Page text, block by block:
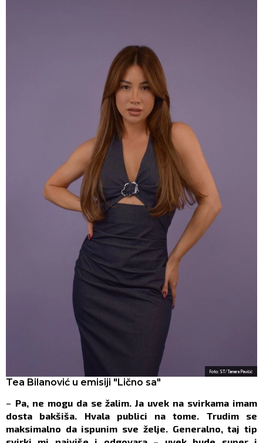
Foto: ST/Tamara Pavišić
Tea Bilanović u emisiji "Lično sa"
– Pa, ne mogu da se žalim. Ja uvek na svirkama imam
dosta bakšiša. Hvala publici na tome. Trudim se
maksimalno da ispunim sve želje. Generalno, taj tip